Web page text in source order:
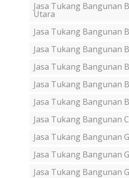
Jasa Tukang Bangunan
Utara
Jasa Tukang Bangunan
Jasa Tukang Bangunan
Jasa Tukang Bangunan
Jasa Tukang Bangunan
Jasa Tukang Bangunan
Jasa Tukang Bangunan
Jasa Tukang Bangunan
Jasa Tukang Bangunan
Jasa Tukang Bangunan